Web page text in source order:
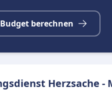
Budget berechnen
Herzsache -